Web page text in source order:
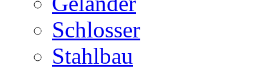
Schlosser
Stahlbau